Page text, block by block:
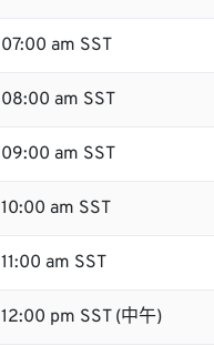
07:00 am SST
08:00 am SST
09:00 am SST
10:00 am SST
11:00 am SST
12:00 pm SST (中午)